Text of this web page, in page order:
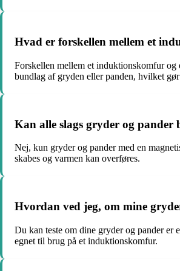
Hvad er forskellen mellem et
Forskellen mellem et induktionskomfur og
bundlag af gryden eller panden, hvilket
Kan alle slags gryder og
Nej, kun gryder og pander med en
skabes og varmen kan overføres.
Hvordan ved jeg, om mine
Du kan teste om dine gryder og pander er
egnet til brug på et induktionskomfur.